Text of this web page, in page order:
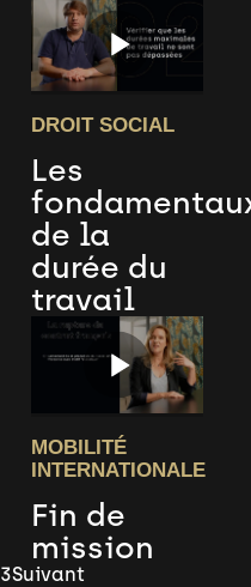
DROIT SOCIAL
Les
de la
durée du
travail
MOBILITÉ
INTERNATIONALE
Fin de
mission
3Suivant